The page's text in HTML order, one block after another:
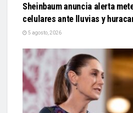
Sheinbaum anuncia alerta
celulares ante lluvias y
5 agosto, 2026